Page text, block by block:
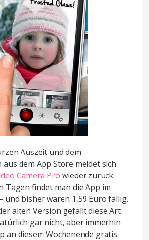
Auszeit und dem
aus dem App Store meldet sich
Camera Pro wieder zurück.
Tagen findet man die App im
und bisher waren 1,59 Euro fällig.
alten Version gefällt diese Art
gar nicht, aber immerhin
an diesem Wochenende gratis.